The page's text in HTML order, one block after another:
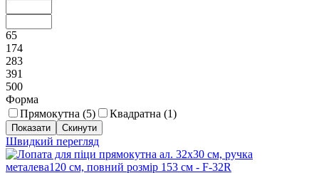
65
174
283
391
500
Форма
Прямокутна (5) Квадратна (1)
Швидкий перегляд